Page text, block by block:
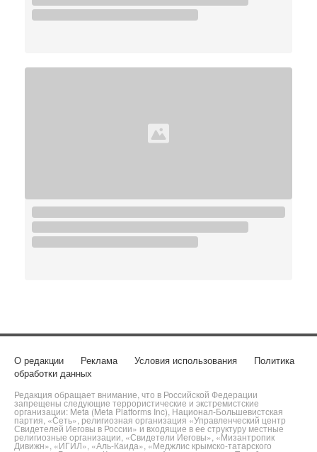
О редакции Реклама Условия использования
Политика
обработки данных
Редакция обращает внимание, что в Российской Федерации
запрещены следующие террористические и экстремистские
организации: Meta (Meta Platforms Inc), Национал-Большевистская
партия, «Сеть», религиозная организация «Управленческий центр
Свидетелей Иеговы в России» и входящие в ее структуру местные
религиозные организации, «Свидетели Иеговы», «Мизантропик
Дивижн», «ИГИЛ», «Аль-Каида», «Меджлис крымско-татарского